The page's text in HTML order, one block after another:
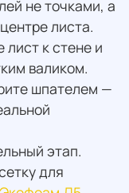
не точками, а
листа.
к стене и
валиком.
шпателем —
этап.
для